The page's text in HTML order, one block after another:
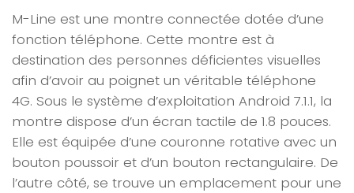
M-Line est une montre connectée dotée d’une
fonction téléphone. Cette montre est à
destination des personnes déficientes visuelles
afin d’avoir au poignet un véritable téléphone
4G. Sous le système d’exploitation Android 7.1.1, la
montre dispose d’un écran tactile de 1.8 pouces.
Elle est équipée d’une couronne rotative avec un
bouton poussoir et d’un bouton rectangulaire. De
l’autre côté, se trouve un emplacement pour une